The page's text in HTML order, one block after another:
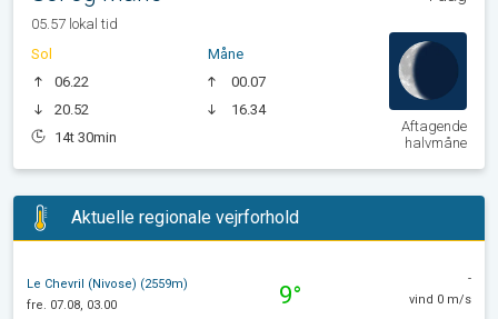
05.57 lokal tid
Sol
06.22
20.52
14t 30min
Måne
00.07
16.34
Aftagende
halvmåne
Aktuelle regionale vejrforhold
Le Chevril (Nivose) (2559m)
fre. 07.08, 03.00
9°
-
vind 0 m/s